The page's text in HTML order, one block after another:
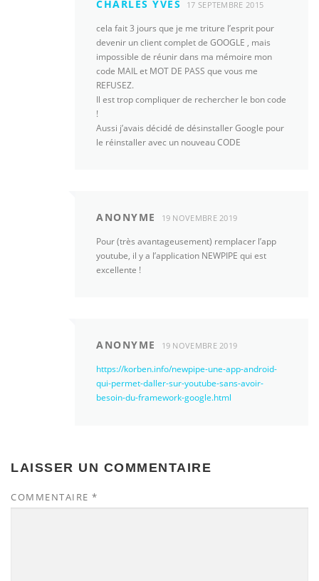
CHARLES YVES 17 SEPTEMBRE 2015
cela fait 3 jours que je me triture l’esprit pour
devenir un client complet de GOOGLE , mais
impossible de réunir dans ma mémoire mon
code MAIL et MOT DE PASS que vous me
REFUSEZ.
Il est trop compliquer de rechercher le bon code
!
Aussi j’avais décidé de désinstaller Google pour
le réinstaller avec un nouveau CODE
ANONYME 19 NOVEMBRE 2019
Pour (très avantageusement) remplacer l’app
youtube, il y a l’application NEWPIPE qui est
excellente !
ANONYME 19 NOVEMBRE 2019
https://korben.info/newpipe-une-app-android-
qui-permet-daller-sur-youtube-sans-avoir-
besoin-du-framework-google.html
LAISSER UN COMMENTAIRE
COMMENTAIRE *